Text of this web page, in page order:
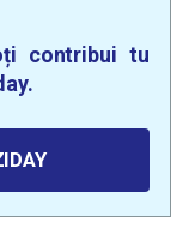
contribui tu